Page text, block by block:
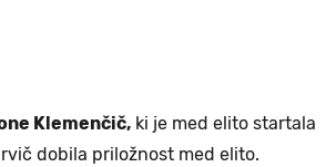
Klemenčič, ki je med elito startala
dobila priložnost med elito.